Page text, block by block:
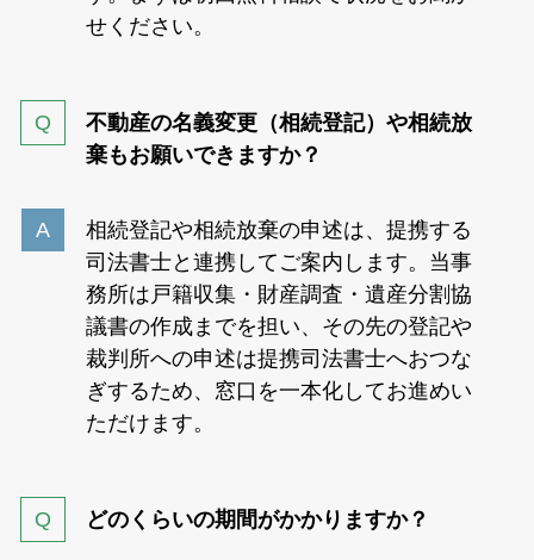
せください。
不動産の名義変更（相続登記）や相続放
棄もお願いできますか？
相続登記や相続放棄の申述は、提携する
司法書士と連携してご案内します。当事
務所は戸籍収集・財産調査・遺産分割協
議書の作成までを担い、その先の登記や
裁判所への申述は提携司法書士へおつな
ぎするため、窓口を一本化してお進めい
ただけます。
どのくらいの期間がかかりますか？